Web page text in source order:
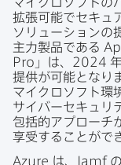
拡張可能で​セキュ
ソリューションの​
主力製品である
Pro 」は、 2024
提供が​可能と​なり
マイクロソフト環
サイバーセキュリ
包括的アプローチ
享受する​ことがで
Azure は、 Jamf